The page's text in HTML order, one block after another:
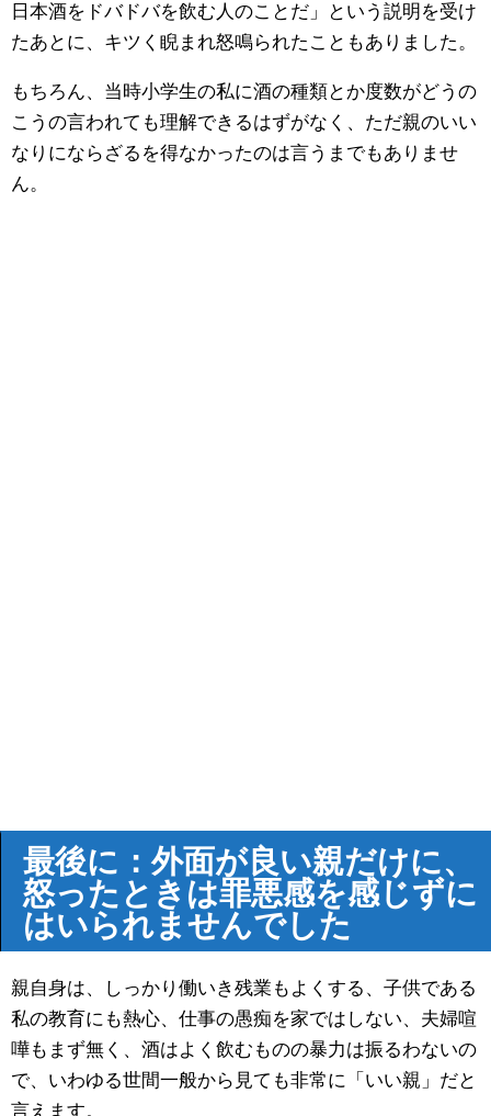
日本酒をドバドバを飲む人のことだ」という説明を受け
たあとに、キツく睨まれ怒鳴られたこともありました。
もちろん、当時小学生の私に酒の種類とか度数がどうの
こうの言われても理解できるはずがなく、ただ親のいい
なりにならざるを得なかったのは言うまでもありませ
ん。
最後に：外面が良い親だけに、
怒ったときは罪悪感を感じずに
はいられませんでした
親自身は、しっかり働いき残業もよくする、子供である
私の教育にも熱心、仕事の愚痴を家ではしない、夫婦喧
嘩もまず無く、酒はよく飲むものの暴力は振るわないの
で、いわゆる世間一般から見ても非常に「いい親」だと
言えます。